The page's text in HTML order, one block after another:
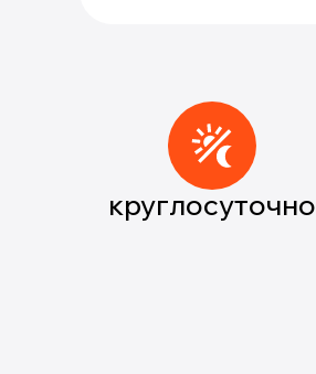
круглосуточно